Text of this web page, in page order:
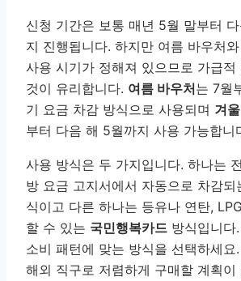
신청 기간은 보통 매년 5월 말부터
지 진행됩니다. 하지만 여름 바우처
사용 시기가 정해져 있으므로 가급적
것이 유리합니다. 여름 바우처는 7월
기 요금 차감 방식으로 사용되며 겨
부터 다음 해 5월까지 사용 가능합니
사용 방식은 두 가지입니다. 하나는
방 요금 고지서에서 자동으로 차감되
식이고 다른 하나는 등유나 연탄,
할 수 있는 국민행복카드 방식입니다
소비 패턴에 맞는 방식을 선택하세요
해외 직구로 저렴하게 구매할 계획